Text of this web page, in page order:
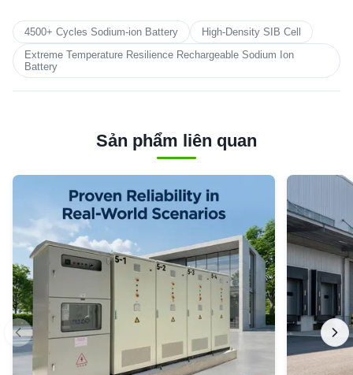
4500+ Cycles Sodium-ion Battery
High-Density SIB Cell
Extreme Temperature Resilience Rechargeable Sodium Ion
Battery
Sản phẩm liên quan